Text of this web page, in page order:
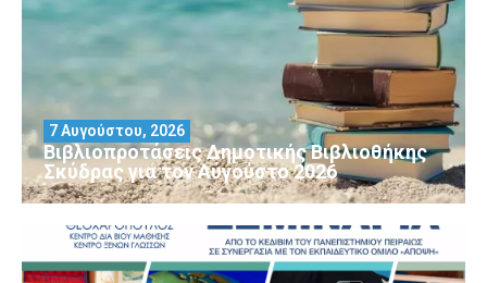
Βιβλιοπροτάσεις Δημοτικής Βιβλιοθήκης
Σκύδρας για τον Αύγούστο 2026
7 Αυγούστου, 2026